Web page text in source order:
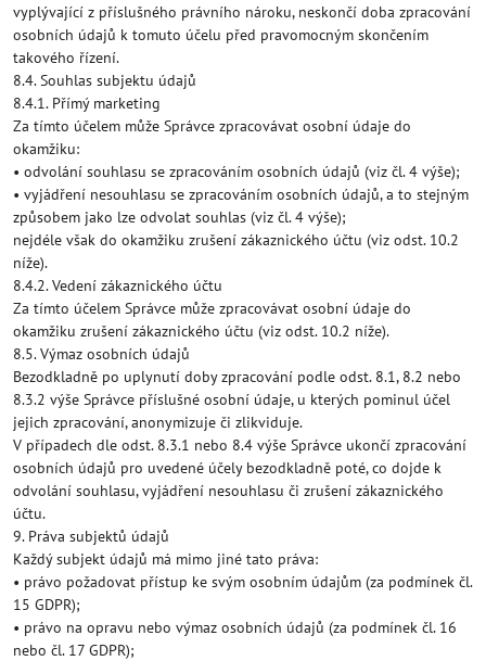
vyplývající z příslušného právního nároku, neskončí doba zpracování
osobních údajů k tomuto účelu před pravomocným skončením
takového řízení.
8.4. Souhlas subjektu údajů
8.4.1. Přímý marketing
Za tímto účelem může Správce zpracovávat osobní údaje do
okamžiku:
• odvolání souhlasu se zpracováním osobních údajů (viz čl. 4 výše);
• vyjádření nesouhlasu se zpracováním osobních údajů, a to stejným
způsobem jako lze odvolat souhlas (viz čl. 4 výše);
nejdéle však do okamžiku zrušení zákaznického účtu (viz odst. 10.2
níže).
8.4.2. Vedení zákaznického účtu
Za tímto účelem Správce může zpracovávat osobní údaje do
okamžiku zrušení zákaznického účtu (viz odst. 10.2 níže).
8.5. Výmaz osobních údajů
Bezodkladně po uplynutí doby zpracování podle odst. 8.1, 8.2 nebo
8.3.2 výše Správce příslušné osobní údaje, u kterých pominul účel
jejich zpracování, anonymizuje či zlikviduje.
V případech dle odst. 8.3.1 nebo 8.4 výše Správce ukončí zpracování
osobních údajů pro uvedené účely bezodkladně poté, co dojde k
odvolání souhlasu, vyjádření nesouhlasu či zrušení zákaznického
účtu.
9. Práva subjektů údajů
Každý subjekt údajů má mimo jiné tato práva:
• právo požadovat přístup ke svým osobním údajům (za podmínek čl.
15 GDPR);
• právo na opravu nebo výmaz osobních údajů (za podmínek čl. 16
nebo čl. 17 GDPR);